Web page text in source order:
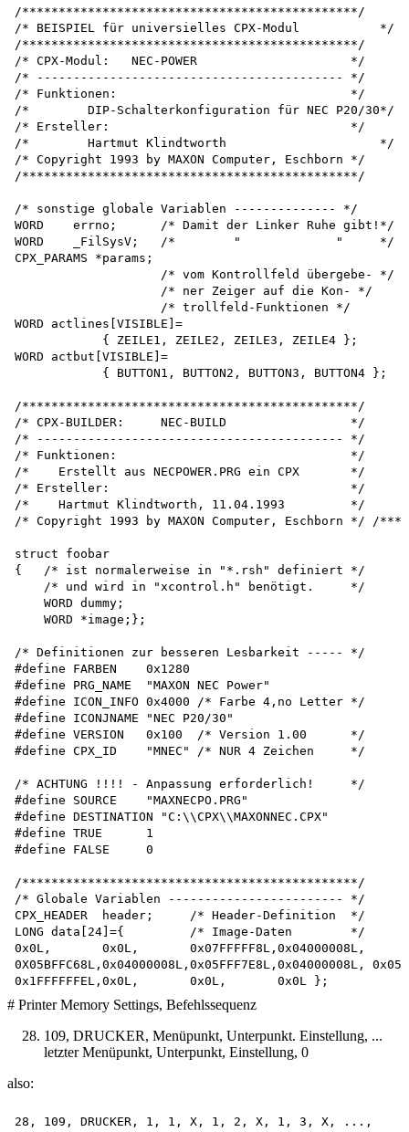
/**********************************************/
/* BEISPIEL für universielles CPX-Modul 	  */
/**********************************************/
/* CPX-Modul:   NEC-POWER                     */
/* ------------------------------------------ */
/* Funktionen: 	                              */
/* 	  DIP-Schalterkonfiguration für NEC P20/30*/
/* Ersteller:                                 */
/* 	  Hartmut Klindtworth                     */
/* Copyright 1993 by MAXON Computer, Eschborn */
/**********************************************/
/* sonstige globale Variablen -------------- */
WORD    errno;      /* Damit der Linker Ruhe gibt!*/
WORD    _FilSysV;   /*        "             "     */
CPX_PARAMS *params;
                    /* vom Kontrollfeld übergebe- */
                    /* ner Zeiger auf die Kon- */
                    /* trollfeld-Funktionen */
WORD actlines[VISIBLE]=
            { ZEILE1, ZEILE2, ZEILE3, ZEILE4 };
WORD actbut[VISIBLE]=
            { BUTTON1, BUTTON2, BUTTON3, BUTTON4 };
/**********************************************/
/* CPX-BUILDER:     NEC-BUILD                 */
/* ------------------------------------------ */
/* Funktionen:                                */
/*    Erstellt aus NECPOWER.PRG ein CPX       */
/* Ersteller:                                 */
/*    Hartmut Klindtworth, 11.04.1993         */
/* Copyright 1993 by MAXON Computer, Eschborn
struct foobar
{   /* ist normalerweise in "*.rsh" definiert */
    /* und wird in "xcontrol.h" benötigt.     */
    WORD dummy;
    WORD *image;};
/* Definitionen zur besseren Lesbarkeit ----- */
#define FARBEN    0x1280
#define PRG_NAME  "MAXON NEC Power"
#define ICON_INFO 0x4000 /* Farbe 4,no Letter */
#define ICONJNAME "NEC P20/30"
#define VERSION   0x100  /* Version 1.00      */
#define CPX_ID    "MNEC" /* NUR 4 Zeichen     */
/* ACHTUNG !!!! - Anpassung erforderlich!     */
#define SOURCE    "MAXNECPO.PRG"
#define DESTINATION "C:\\CPX\\MAXONNEC.CPX"
#define TRUE      1
#define FALSE     0
/**********************************************/
/* Globale Variablen ------------------------ */
CPX_HEADER  header;     /* Header-Definition  */
LONG data[24]={         /* Image-Daten        */
0x0L,       0x0L,       0x07FFFFF8L,0x04000008L,
0X05BFFC68L,0x04000008L,0x05FFF7E8L,0x04000008L,
# Printer Memory Settings, Befehlssequenz
109, DRUCKER, Menüpunkt, Unterpunkt. Einstellung, ...
letzter Menüpunkt, Unterpunkt, Einstellung, 0
also:
28, 109, DRUCKER, 1, 1, X, 1, 2, X, 1, 3, X, ...,